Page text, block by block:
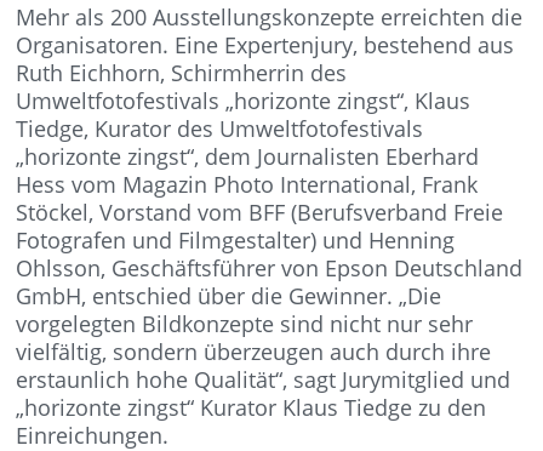
Mehr als 200 Ausstellungskonzepte erreichten die
Organisatoren. Eine Expertenjury, bestehend aus
Ruth Eichhorn, Schirmherrin des
Umweltfotofestivals „horizonte zingst“, Klaus
Tiedge, Kurator des Umweltfotofestivals
„horizonte zingst“, dem Journalisten Eberhard
Hess vom Magazin Photo International, Frank
Stöckel, Vorstand vom BFF (Berufsverband Freie
Fotografen und Filmgestalter) und Henning
Ohlsson, Geschäftsführer von Epson Deutschland
GmbH, entschied über die Gewinner. „Die
vorgelegten Bildkonzepte sind nicht nur sehr
vielfältig, sondern überzeugen auch durch ihre
erstaunlich hohe Qualität“, sagt Jurymitglied und
„horizonte zingst“ Kurator Klaus Tiedge zu den
Einreichungen.